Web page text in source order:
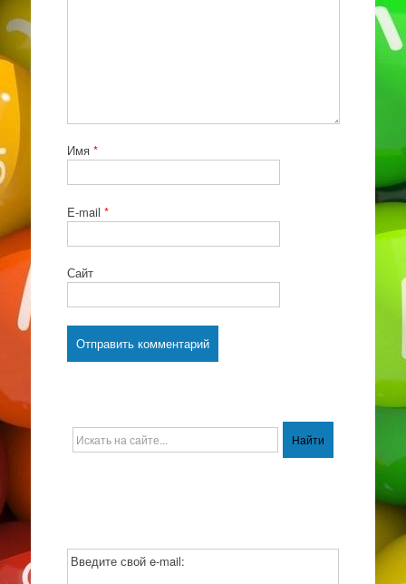
Имя *
E-mail *
Сайт
Введите свой e-mail: